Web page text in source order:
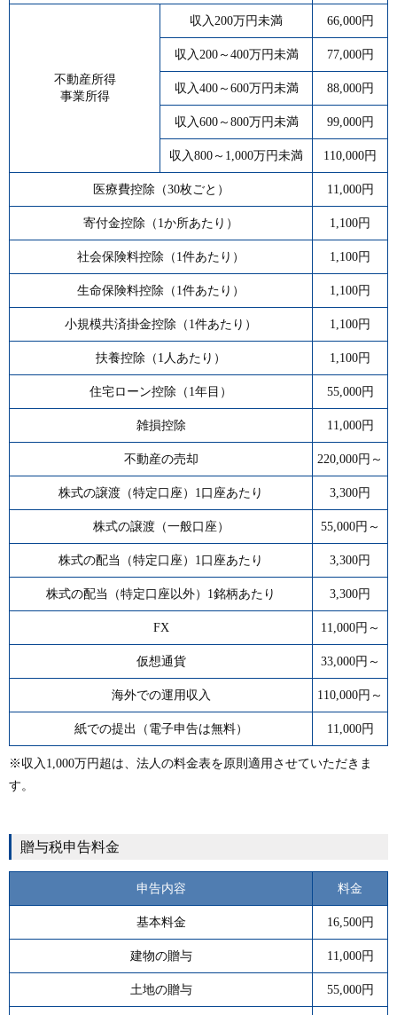
不動産所得
事業所得
収入200万円未満 66,000円
収入200～400万円未満 77,000円
収入400～600万円未満 88,000円
収入600～800万円未満 99,000円
収入800～1,000万円未満 110,000円
医療費控除（30枚ごと） 11,000円
寄付金控除（1か所あたり） 1,100円
社会保険料控除（1件あたり） 1,100円
生命保険料控除（1件あたり） 1,100円
小規模共済掛金控除（1件あたり） 1,100円
扶養控除（1人あたり） 1,100円
住宅ローン控除（1年目） 55,000円
雑損控除 11,000円
不動産の売却 220,000円～
株式の譲渡（特定口座）1口座あたり 3,300円
株式の譲渡（一般口座） 55,000円～
株式の配当（特定口座）1口座あたり 3,300円
株式の配当（特定口座以外）1銘柄あたり 3,300円
FX 11,000円～
仮想通貨 33,000円～
海外での運用収入 110,000円～
紙での提出（電子申告は無料） 11,000円
※収入1,000万円超は、法人の料金表を原則適用させていただきま
す。
贈与税申告料金
申告内容 料金
基本料金 16,500円
建物の贈与 11,000円
土地の贈与 55,000円